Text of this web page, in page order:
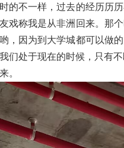
的不一样，过去的经历历
戏称我是从非洲回来。那
，因为到大学城都可以做
们处于现在的时候，只有
。